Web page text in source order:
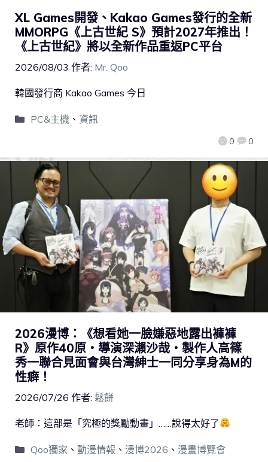
XL Games開發、Kakao Games發行的全新
MMORPG《上古世紀 S》預計2027年推出！
《上古世紀》將以全新作品重返PC平台
2026/08/03 作者: Mr. Qoo
0 0
韓國發行商 Kakao Games 今日
PC&主機 、 資訊
2026漫博：《想看她一臉嫌惡地露出褲褲
R》原作40原・導演深瀨沙哉・製作人高篠
秀一聯合見面會與台灣紳士一同分享身為M的
性癖！
2026/07/26 作者: 鬆餅
老師：這部是「究極的獎勵動畫」……說得太好了
Qoo獨家 、 動漫情報 、 漫博2026 、 漫畫博覽會